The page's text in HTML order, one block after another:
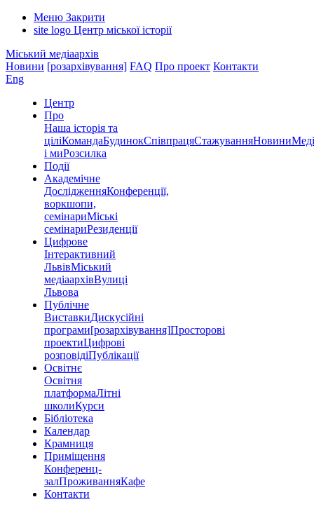
Меню Закрити
site logo Центр міської історії
Міський медіаархів
Новини [розархівування] FAQ Про проект Контакти
Eng
Центр
Про
Наша історія та
ціліКомандаБудинокСпівпрацяСтажуванняНовини
і миРозсилка
Події
Академічне
ДослідженняКонференції,
воркшопи,
семінариМіські
семінариРезиденції
Цифрове
Інтерактивний
ЛьвівМіський
медіаархівВулиці
Львова
Публічне
ВиставкиДискусійні
програми[розархівування]Просторові
проектиЦифрові
розповідіПублікації
Освітнє
Освітня
платформаЛітні
школиКурси
Бібліотека
Календар
Крамниця
Приміщення
Конференц-
залПроживанняКафе
Контакти